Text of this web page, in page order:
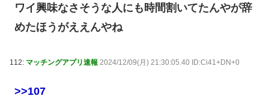
ワイ興味なさそうな人にも時間割いてたんやが辞
めたほうがええんやね
112: マッチングアプリ速報 2024/12/09(月) 21:30:05.40 ID:Ci41+DN+0
>>107